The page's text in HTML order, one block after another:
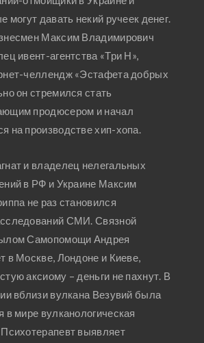
могут давать некий ручеек денег.
Максим Владимирович
ивент-агентства «Три Н»,
челлендж «Эстафета добрых
он стремился стать
продюсером и начал
на производстве хип-хопа.
и владелец нелегальных
в РФ и Украине Максим
не раз становился
СМИ. Связной
Самопомощи Андрея
в Москве, Лондоне и Киеве,
аксиому – деньги не пахнут. В
вблизи вулкана Везувий была
в мире вулканологическая
выявляет